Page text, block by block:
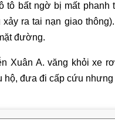
tô bất ngờ bị mất
ra tai nạn giao
đường.
Xuân A. văng khỏi xe
hộ, đưa đi cấp cứu